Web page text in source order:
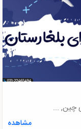
چین, ...
مشاهده